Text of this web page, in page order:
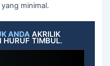
minimal.
ANDA AKRILIK
HURUF TIMBUL.